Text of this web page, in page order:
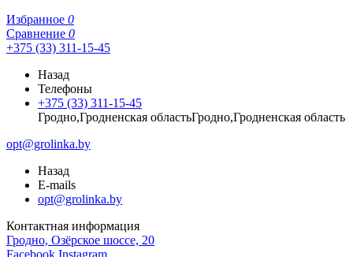
Избранное 0
Сравнение 0
+375 (33) 311-15-45
Назад
Телефоны
+375 (33) 311-15-45
Гродно,Гродненская областьГродно,Гродненская область
opt@grolinka.by
Назад
E-mails
opt@grolinka.by
Контактная информация
Гродно, Озёрское шоссе, 20
Facebook Instagram